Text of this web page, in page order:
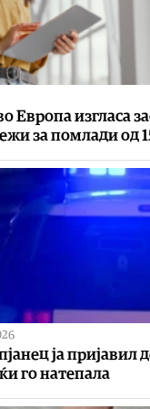
Европа изгласа
за помлади од
ја пријавил
го натепала